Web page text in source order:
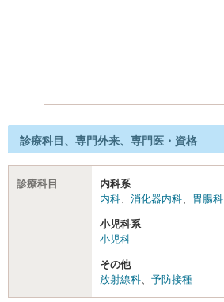
診療科目、専門外来、専門医・資格
診療科目
内科系
内科、 消化器内科、 胃腸科
小児科系
小児科
その他
放射線科、 予防接種